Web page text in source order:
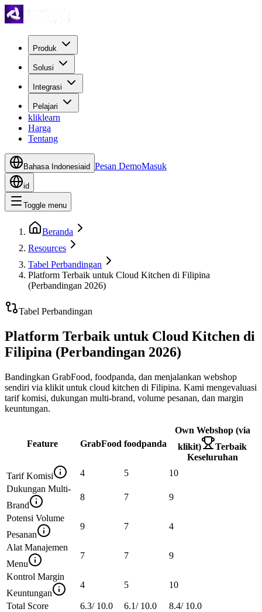
Produk
Solusi
Integrasi
Pelajari
kliklearn
Harga
Tentang
Bahasa Indonesiaid Pesan DemoMasuk
id
Toggle menu
Beranda
Resources
Tabel Perbandingan
Platform Terbaik untuk Cloud Kitchen di Filipina
(Perbandingan 2026)
Tabel Perbandingan
Platform Terbaik untuk Cloud Kitchen di
Filipina (Perbandingan 2026)
Bandingkan GrabFood, foodpanda, dan menjalankan webshop
sendiri via klikit untuk cloud kitchen di Filipina. Kami mengevaluasi
tarif komisi, dukungan multi-brand, volume pesanan, dan margin
keuntungan.
Feature GrabFood foodpanda
Own Webshop (via
klikit)
Terbaik
Keseluruhan
Tarif Komisi
4 5
10
Dukungan Multi-
Brand
8 7 9
Potensi Volume
Pesanan
9 7 4
Alat Manajemen
Menu
7 7 9
Kontrol Margin
Keuntungan
4 5 10
Total Score 6.3/ 10.0 6.1/ 10.0 8.4/ 10.0